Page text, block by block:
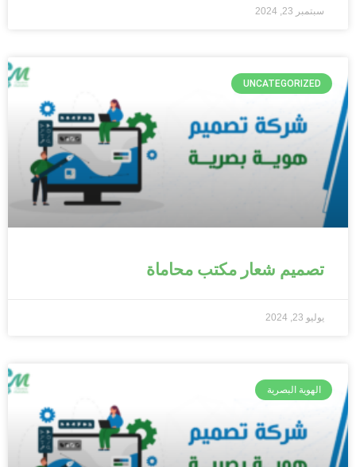
سبتمبر 23, 2024
UNCATEGORIZED
تصميم شعار مكتب محاماة
يوليو 23, 2024
الهوية البصرية